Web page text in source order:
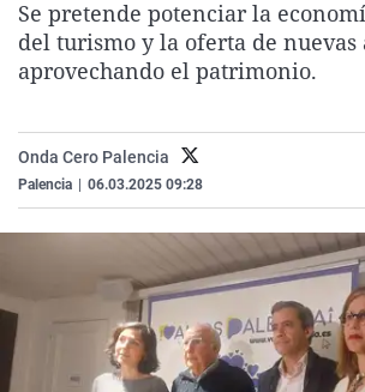
Se pretende potenciar la
del turismo y la oferta de nuevas
aprovechando el patrimonio.
Onda Cero Palencia
Palencia 06.03.2025 09:28